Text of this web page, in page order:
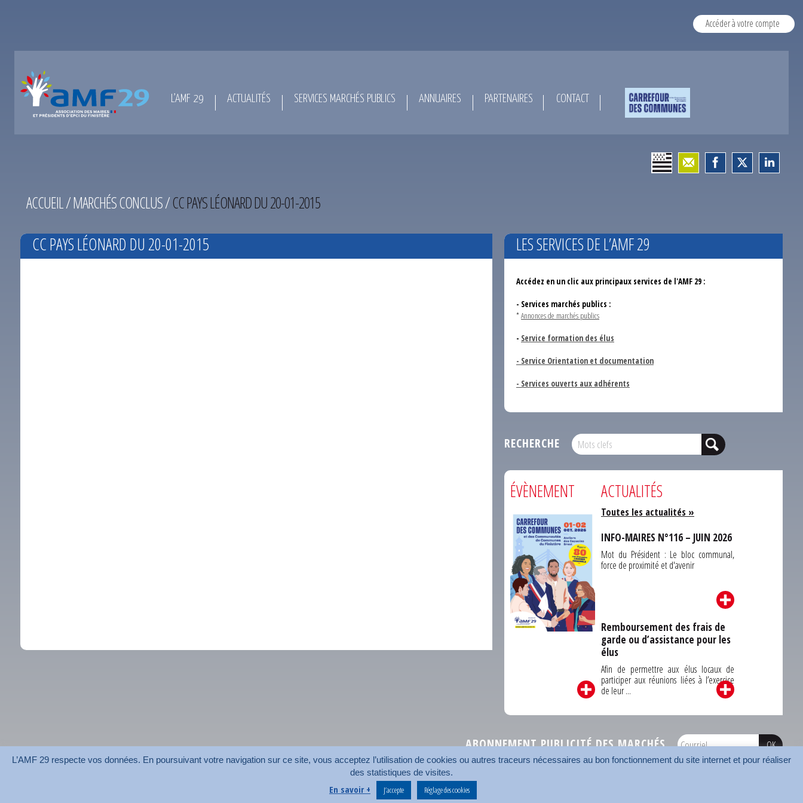
Accéder à votre compte
L’AMF 29 ACTUALITÉS SERVICES MARCHÉS PUBLICS ANNUAIRES PARTENAIRES CONTACT
ACCUEIL/MARCHÉS CONCLUS/CC PAYS LÉONARD DU 20-01-2015
CC PAYS LÉONARD DU 20-01-2015 LES SERVICES DE L’AMF 29
Accédez en un clic aux principaux services de l'AMF 29 :
- Services marchés publics :
*Annonces de marchés publics
- Service formation des élus
- Service Orientation et documentation
- Services ouverts aux adhérents
RECHERCHE
ÉVÈNEMENT ACTUALITÉS
Toutes les actualités »
INFO-MAIRES N°116 – JUIN 2026
Mot du Président : Le bloc communal,
force de proximité et d'avenir
Remboursement des frais de
garde ou d’assistance pour les
élus
Afin de permettre aux élus locaux de
participer aux réunions liées à l’exercice
de leur ...
ABONNEMENT PUBLICITÉ DES MARCHÉS
Plan du site
L’AMF 29 respecte vos données. En poursuivant votre navigation sur ce site, vous acceptez l’utilisation de cookies ou autres traceurs nécessaires au bon fonctionnement du site internet et pour réaliser
des statistiques de visites.
En savoir + J’accepte Réglage des cookies